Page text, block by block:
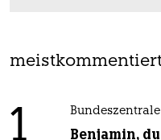
1 Benjamin,